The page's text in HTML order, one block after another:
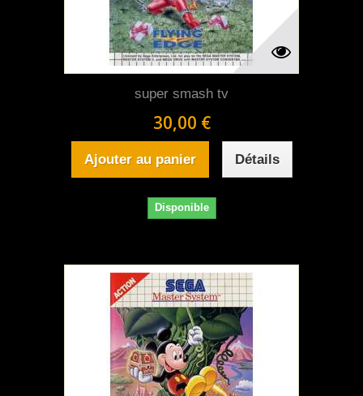
super smash tv
30,00 €
Ajouter au panier Détails
Disponible